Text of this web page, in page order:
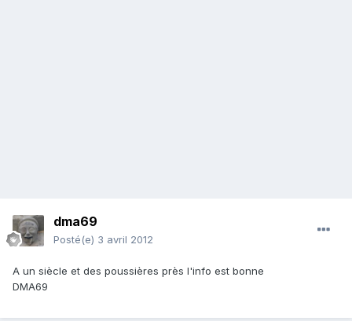
dma69
Posté(e) 3 avril 2012
A un siècle et des poussières près l'info est bonne
DMA69